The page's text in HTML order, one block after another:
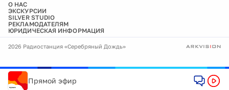
О НАС
ЭКСКУРСИИ
SILVER STUDIO
РЕКЛАМОДАТЕЛЯМ
ЮРИДИЧЕСКАЯ ИНФОРМАЦИЯ
2026 Радиостанция «Серебряный Дождь»
Прямой эфир